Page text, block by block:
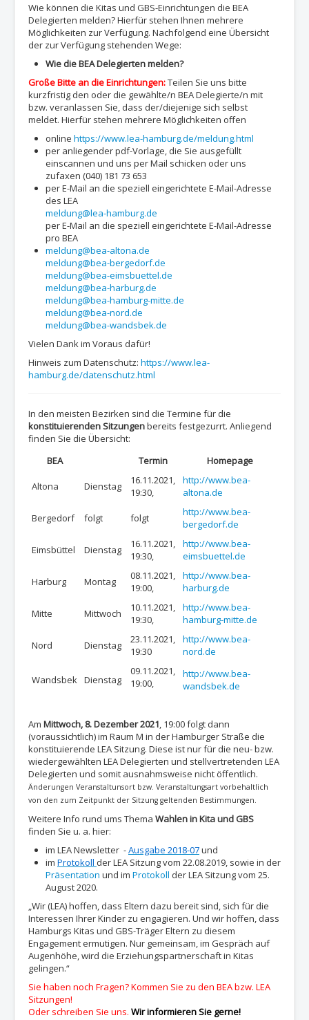
Wie können die Kitas und GBS-Einrichtungen die BEA
Delegierten melden? Hierfür stehen Ihnen mehrere
Möglichkeiten zur Verfügung. Nachfolgend eine Übersicht
der zur Verfügung stehenden Wege:
Wie die BEA Delegierten melden?
Große Bitte an die Einrichtungen:Teilen Sie uns bitte
kurzfristig den oder die gewählte/n BEA Delegierte/n mit
bzw. veranlassen Sie, dass der/diejenige sich selbst
meldet. Hierfür stehen mehrere Möglichkeiten offen
online https://www.lea-hamburg.de/meldung.html
per anliegender pdf-Vorlage, die Sie ausgefüllt
einscannen und uns per Mail schicken oder uns
zufaxen (040) 181 73 653
per E-Mail an die speziell eingerichtete E-Mail-Adresse
des LEA
meldung@lea-hamburg.de
per E-Mail an die speziell eingerichtete E-Mail-Adresse
pro BEA
meldung@bea-altona.de
meldung@bea-bergedorf.de
meldung@bea-eimsbuettel.de
meldung@bea-harburg.de
meldung@bea-hamburg-mitte.de
meldung@bea-nord.de
meldung@bea-wandsbek.de
Vielen Dank im Voraus dafür!
Hinweis zum Datenschutz: https://www.lea-
hamburg.de/datenschutz.html
In den meisten Bezirken sind die Termine für die
konstituierenden Sitzungenbereits festgezurrt. Anliegend
finden Sie die Übersicht:
BEA
Termin Homepage
Altona Dienstag
16.11.2021,
19:30,
http://www.bea-
altona.de
Bergedorf folgt folgt
http://www.bea-
bergedorf.de
Eimsbüttel Dienstag
16.11.2021,
19:30,
http://www.bea-
eimsbuettel.de
Harburg Montag
08.11.2021,
19:00,
http://www.bea-
harburg.de
Mitte Mittwoch
10.11.2021,
19:30,
http://www.bea-
hamburg-mitte.de
Nord Dienstag
23.11.2021,
19:30
http://www.bea-
nord.de
Wandsbek Dienstag
09.11.2021,
19:00,
http://www.bea-
wandsbek.de
Am Mittwoch, 8. Dezember 2021 , 19:00 folgt dann
(voraussichtlich) im Raum M in der Hamburger Straße die
konstituierende LEA Sitzung. Diese ist nur für die neu- bzw.
wiedergewählten LEA Delegierten und stellvertretenden LEA
Delegierten und somit ausnahmsweise nicht öffentlich.
Änderungen Veranstaltunsort bzw. Veranstaltungsart vorbehaltlich
von den zum Zeitpunkt der Sitzung geltenden Bestimmungen.
Weitere Info rund ums Thema Wahlen in Kita und GBS
finden Sie u. a. hier:
im LEA Newsletter -Ausgabe 2018-07und
im Protokoll der LEA Sitzung vom 22.08.2019, sowie in der
Präsentation und im Protokoll der LEA Sitzung vom 25.
August 2020.
„Wir (LEA) hoffen, dass Eltern dazu bereit sind, sich für die
Interessen Ihrer Kinder zu engagieren. Und wir hoffen, dass
Hamburgs Kitas und GBS-Träger Eltern zu diesem
Engagement ermutigen. Nur gemeinsam, im Gespräch auf
Augenhöhe, wird die Erziehungspartnerschaft in Kitas
gelingen.“
Sie haben noch Fragen? Kommen Sie zu den BEA bzw. LEA
Sitzungen!
Oder schreiben Sie uns. Wir informieren Sie gerne!